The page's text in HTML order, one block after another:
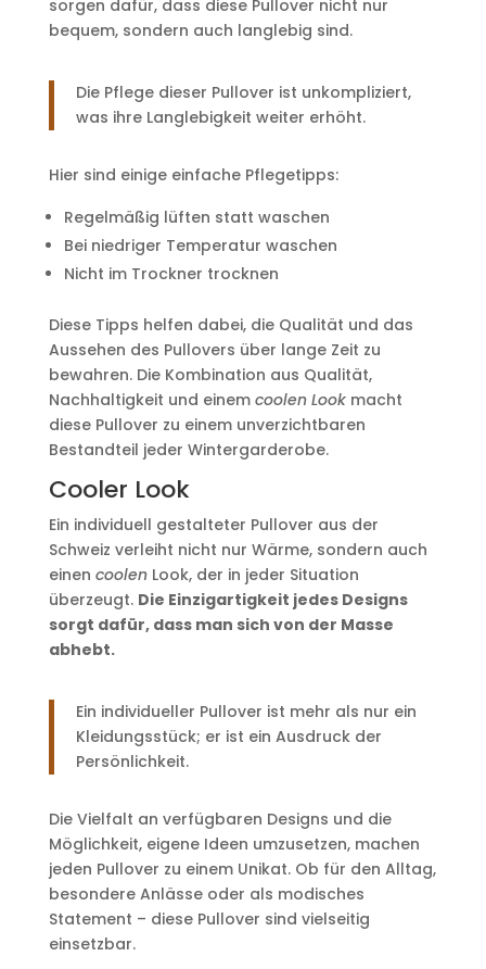
sorgen dafür, dass diese Pullover nicht nur
bequem, sondern auch langlebig sind.
Die Pflege dieser Pullover ist unkompliziert,
was ihre Langlebigkeit weiter erhöht.
Hier sind einige einfache Pflegetipps:
Regelmäßig lüften statt waschen
Bei niedriger Temperatur waschen
Nicht im Trockner trocknen
Diese Tipps helfen dabei, die Qualität und das
Aussehen des Pullovers über lange Zeit zu
bewahren. Die Kombination aus Qualität,
Nachhaltigkeit und einem coolen Lookmacht
diese Pullover zu einem unverzichtbaren
Bestandteil jeder Wintergarderobe.
Cooler Look
Ein individuell gestalteter Pullover aus der
Schweiz verleiht nicht nur Wärme, sondern auch
einen coolenLook, der in jeder Situation
überzeugt. Die Einzigartigkeit jedes Designs
sorgt dafür, dass man sich von der Masse
abhebt.
Ein individueller Pullover ist mehr als nur ein
Kleidungsstück; er ist ein Ausdruck der
Persönlichkeit.
Die Vielfalt an verfügbaren Designs und die
Möglichkeit, eigene Ideen umzusetzen, machen
jeden Pullover zu einem Unikat. Ob für den Alltag,
besondere Anlässe oder als modisches
Statement – diese Pullover sind vielseitig
einsetzbar.